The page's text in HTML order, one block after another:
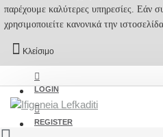
παρέχουμε καλύτερες υπηρεσίες. Εάν
χρησιμοποιείτε κανονικά την
Κλείσιμο
LOGIN
REGISTER